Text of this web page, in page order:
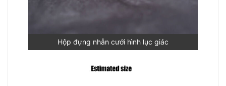
Hộp đựng nhẫn cưới hình lục giác